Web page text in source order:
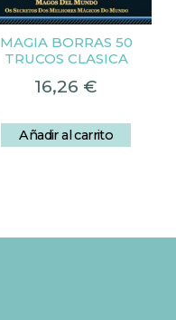
MAGIA BORRAS 50
TRUCOS CLASICA
16,26 €
Añadir al carrito